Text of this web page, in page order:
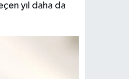
yıl daha da